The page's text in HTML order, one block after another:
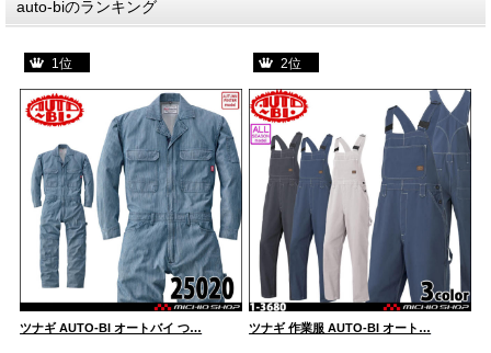
auto-biのランキング
1位
ツナギ AUTO-BI オートバイ つ…
2位
ツナギ 作業服 AUTO-BI オート…